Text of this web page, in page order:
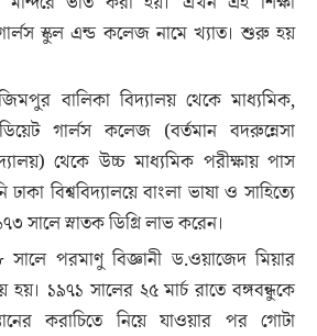
গার্লস স্কুল এন্ড কলেজ নামে খ্যাত। শুরু হয়
বালিকা বিদ্যালয় থেকে মাধ্যমিক,
গার্লস কলেজ (বর্তমান বদরুন্নেসা
থেকে উচ্চ মাধ্যমিক পরীক্ষায় পাস
বিশ্ববিদ্যালয়ে বাংলা ভাষা ও সাহিত্যে
সালে স্নাতক ডিগ্রি লাভ করেন।
সালে পরমাণু বিজ্ঞানী ড.ওয়াজেদ মিয়ার
হয়। ১৯৭১ সালের ২৫ মার্চ রাতে বঙ্গবন্ধুকে
করাচিতে নিয়ে যাওয়ার পর গোটা